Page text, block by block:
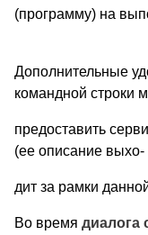
(программу) на
Дополнительные
командной строки
предоставить
(ее описание выхо-
дит за рамки
Во время диалога